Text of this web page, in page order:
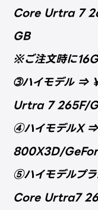
Core Urtra 7
GB
※ご注文時に
➂ハイモデル⇒
Urtra 7 265F/
④ハイモデルX⇒
800X3D/
⑤ハイモデルプ
Core Urtra7